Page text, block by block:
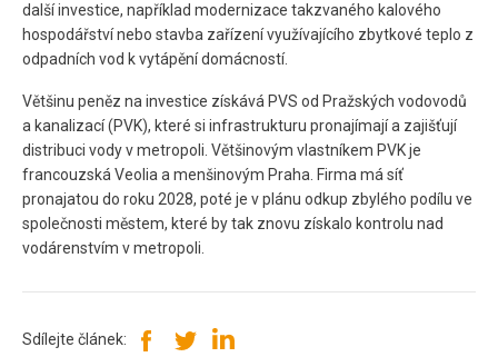
další investice, například modernizace takzvaného kalového
hospodářství nebo stavba zařízení využívajícího zbytkové teplo z
odpadních vod k vytápění domácností.
Většinu peněz na investice získává PVS od Pražských vodovodů
a kanalizací (PVK), které si infrastrukturu pronajímají a zajišťují
distribuci vody v metropoli. Většinovým vlastníkem PVK je
francouzská Veolia a menšinovým Praha. Firma má síť
pronajatou do roku 2028, poté je v plánu odkup zbylého podílu ve
společnosti městem, které by tak znovu získalo kontrolu nad
vodárenstvím v metropoli.
Sdílejte článek: